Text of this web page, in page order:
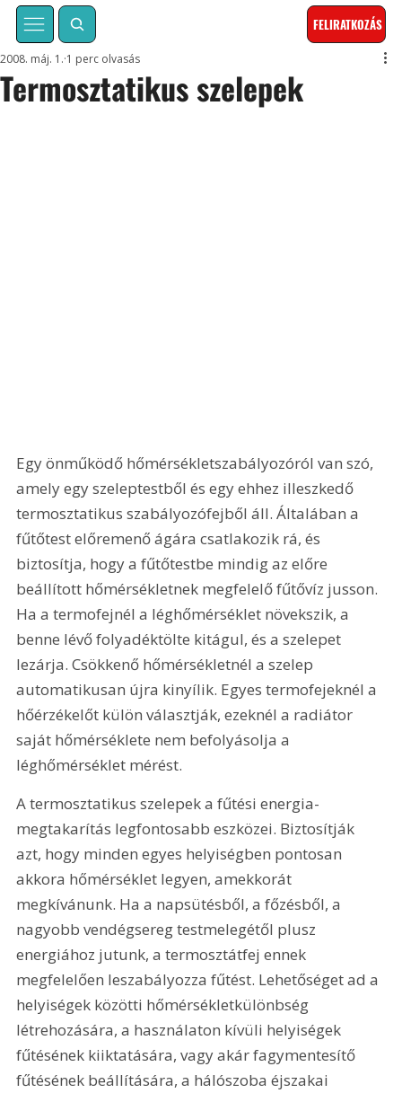
FELIRATKOZÁS
Termosztatikus szelepek
2008. máj. 1. 1 perc olvasás
Egy önműködő hőmérsékletszabályozóról van szó,
amely egy szeleptestből és egy ehhez illeszkedő
termosztatikus szabályozófejből áll. Általában a
fűtőtest előremenő ágára csatlakozik rá, és
biztosítja, hogy a fűtőtestbe mindig az előre
beállított hőmérsékletnek megfelelő fűtővíz jusson.
Ha a termofejnél a léghőmérséklet növekszik, a
benne lévő folyadéktölte kitágul, és a szelepet
lezárja. Csökkenő hőmérsékletnél a szelep
automatikusan újra kinyílik. Egyes termofejeknél a
hőérzékelőt külön választják, ezeknél a radiátor
saját hőmérséklete nem befolyásolja a
léghőmérséklet mérést.
A termosztatikus szelepek a fűtési energia-
megtakarítás legfontosabb eszközei. Biztosítják
azt, hogy minden egyes helyiségben pontosan
akkora hőmérséklet legyen, amekkorát
megkívánunk. Ha a napsütésből, a főzésből, a
nagyobb vendégsereg testmelegétől plusz
energiához jutunk, a termosztátfej ennek
megfelelően leszabályozza fűtést. Lehetőséget ad a
helyiségek közötti hőmérsékletkülönbség
létrehozására, a használaton kívüli helyiségek
fűtésének kiiktatására, vagy akár fagymentesítő
fűtésének beállítására, a hálószoba éjszakai